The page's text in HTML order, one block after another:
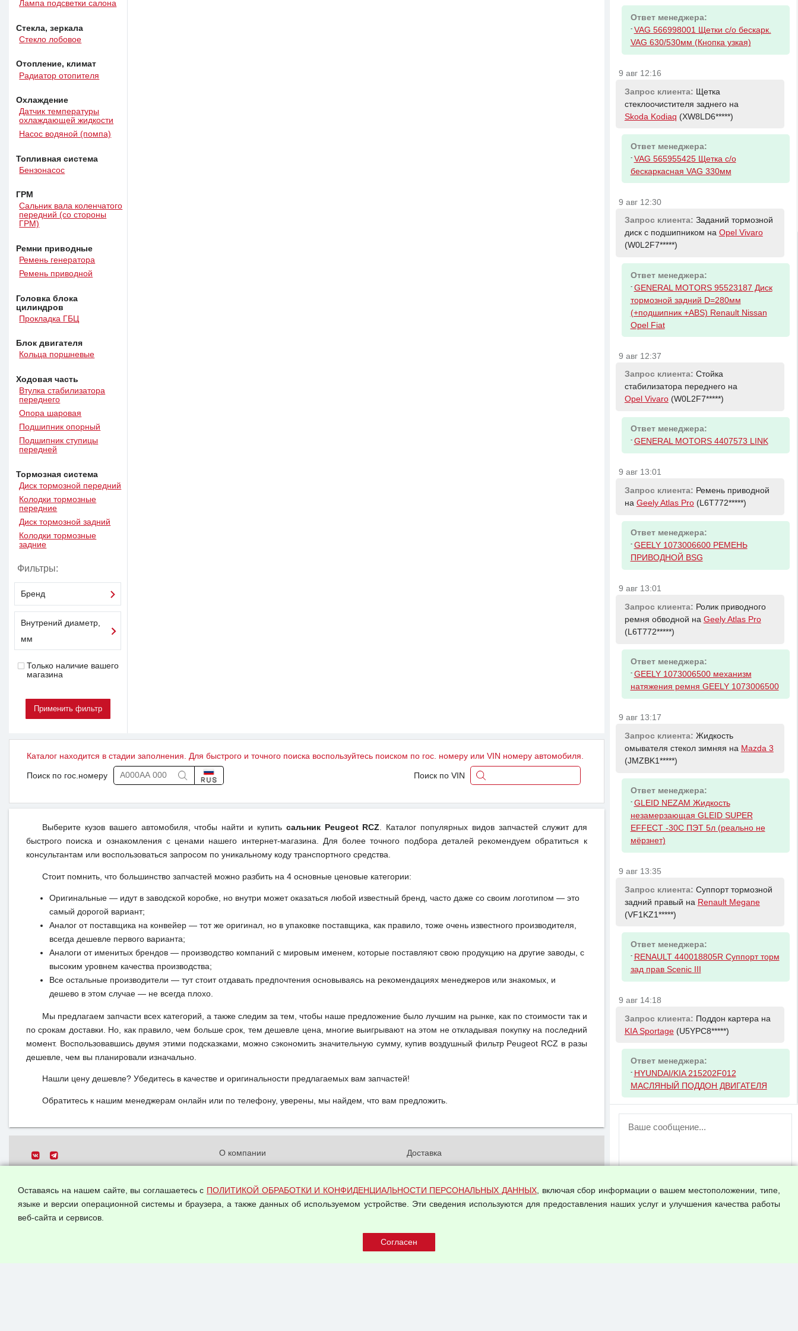
Лампа подсветки салона
Стекла, зеркала
Стекло лобовое
Отопление, климат
Радиатор отопителя
Охлаждение
Датчик температуры
охлаждающей жидкости
Насос водяной (помпа)
Топливная система
Бензонасос
ГРМ
Сальник вала коленчатого
передний (со стороны
ГРМ)
Ремни приводные
Ремень генератора
Ремень приводной
Головка блока
цилиндров
Прокладка ГБЦ
Блок двигателя
Кольца поршневые
Ходовая часть
Втулка стабилизатора
переднего
Опора шаровая
Подшипник опорный
Подшипник ступицы
передней
Тормозная система
Диск тормозной передний
Колодки тормозные
передние
Диск тормозной задний
Колодки тормозные
задние
Фильтры:
Бренд
Внутрений диаметр,
мм
Только наличие вашего
магазина
Каталог находится в стадии заполнения. Для быстрого и точного поиска воспользуйтесь поиском по гос. номеру или VIN номеру автомобиля.
Поиск по гос.номеру Поиск по VIN
Выберите кузов вашего автомобиля, чтобы найти и купить сальник Peugeot RCZ . Каталог популярных видов запчастей служит для
быстрого поиска и ознакомления с ценами нашего интернет-магазина. Для более точного подбора деталей рекомендуем обратиться к
консультантам или воспользоваться запросом по уникальному коду транспортного средства.
Стоит помнить, что большинство запчастей можно разбить на 4 основные ценовые категории:
Оригинальные — идут в заводской коробке, но внутри может оказаться любой известный бренд, часто даже со своим логотипом — это
самый дорогой вариант;
Аналог от поставщика на конвейер — тот же оригинал, но в упаковке поставщика, как правило, тоже очень известного производителя,
всегда дешевле первого варианта;
Аналоги от именитых брендов — производство компаний с мировым именем, которые поставляют свою продукцию на другие заводы, с
высоким уровнем качества производства;
Все остальные производители — тут стоит отдавать предпочтения основываясь на рекомендациях менеджеров или знакомых, и
дешево в этом случае — не всегда плохо.
Мы предлагаем запчасти всех категорий, а также следим за тем, чтобы наше предложение было лучшим на рынке, как по стоимости так и
по срокам доставки. Но, как правило, чем больше срок, тем дешевле цена, многие выигрывают на этом не откладывая покупку на последний
момент. Воспользовавшись двумя этими подсказками, можно сэкономить значительную сумму, купив воздушный фильтр Peugeot RCZ в разы
дешевле, чем вы планировали изначально.
Нашли цену дешевле? Убедитесь в качестве и оригинальности предлагаемых вам запчастей!
Обратитесь к нашим менеджерам онлайн или по телефону, уверены, мы найдем, что вам предложить.
Все права защищены.
О компании
данных
Доставка
Оплата и возвраты
Арендодателям
Оставаясь на нашем сайте, вы соглашаетесь с ПОЛИТИКОЙ ОБРАБОТКИ И КОНФИДЕНЦИАЛЬНОСТИ ПЕРСОНАЛЬНЫХ ДАННЫХ, включая сбор информации о вашем местоположении, типе,
языке и версии операционной системы и браузера, а также данных об используемом устройстве. Эти сведения используются для предоставления наших услуг и улучшения качества работы
веб-сайта и сервисов.
Ответ менеджера:
- VAG 566998001 Щетки с/о бескарк.
VAG 630/530мм (Кнопка узкая)
9 авг 12:16
Запрос клиента: Щетка
стеклоочистителя заднего на
Skoda Kodiaq (XW8LD6*****)
Ответ менеджера:
- VAG 565955425 Щетка с/о
бескаркасная VAG 330мм
9 авг 12:30
Запрос клиента: Заданий тормозной
диск с подшипником на Opel Vivaro
(W0L2F7*****)
Ответ менеджера:
- GENERAL MOTORS 95523187 Диск
тормозной задний D=280мм
(+подшипник +ABS) Renault Nissan
Opel Fiat
9 авг 12:37
Запрос клиента: Стойка
стабилизатора переднего на
Opel Vivaro(W0L2F7*****)
Ответ менеджера:
- GENERAL MOTORS 4407573 LINK
9 авг 13:01
Запрос клиента: Ремень приводной
на Geely Atlas Pro(L6T772*****)
Ответ менеджера:
- GEELY 1073006600 РЕМЕНЬ
ПРИВОДНОЙ BSG
9 авг 13:01
Запрос клиента: Ролик приводного
ремня обводной на Geely Atlas Pro
(L6T772*****)
Ответ менеджера:
- GEELY 1073006500 механизм
натяжения ремня GEELY 1073006500
9 авг 13:17
Запрос клиента: Жидкость
омывателя стекол зимняя на Mazda 3
(JMZBK1*****)
Ответ менеджера:
- GLEID NEZAM Жидкость
незамерзающая GLEID SUPER
EFFECT -30С ПЭТ 5л (реально не
мёрзнет)
9 авг 13:35
Запрос клиента: Суппорт тормозной
задний правый на Renault Megane
(VF1KZ1*****)
Ответ менеджера:
- RENAULT 440018805R Суппорт торм
зад прав Scenic III
9 авг 14:18
Запрос клиента: Поддон картера на
KIA Sportage(U5YPC8*****)
Ответ менеджера:
- HYUNDAI/KIA 215202F012
МАСЛЯНЫЙ ПОДДОН ДВИГАТЕЛЯ
ВНИМАНИЕ!
пользователей временно отключена!
аккаунт.